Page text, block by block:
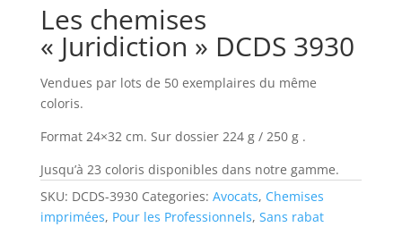
Les chemises
« Juridiction » DCDS 3930
Vendues par lots de 50 exemplaires du même
coloris.
Format 24×32 cm. Sur dossier 224 g / 250 g .
Jusqu’à 23 coloris disponibles dans notre gamme.
SKU: DCDS-3930 Categories: Avocats, Chemises
imprimées, Pour les Professionnels, Sans rabat